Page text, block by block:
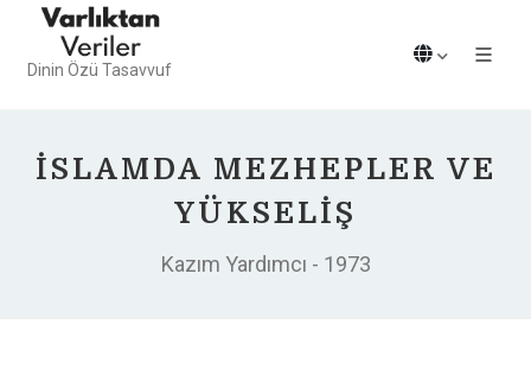
Dinin Özü Tasavvuf
İSLAMDA MEZHEPLER VE
YÜKSELIŞ
Kazım Yardımcı - 1973